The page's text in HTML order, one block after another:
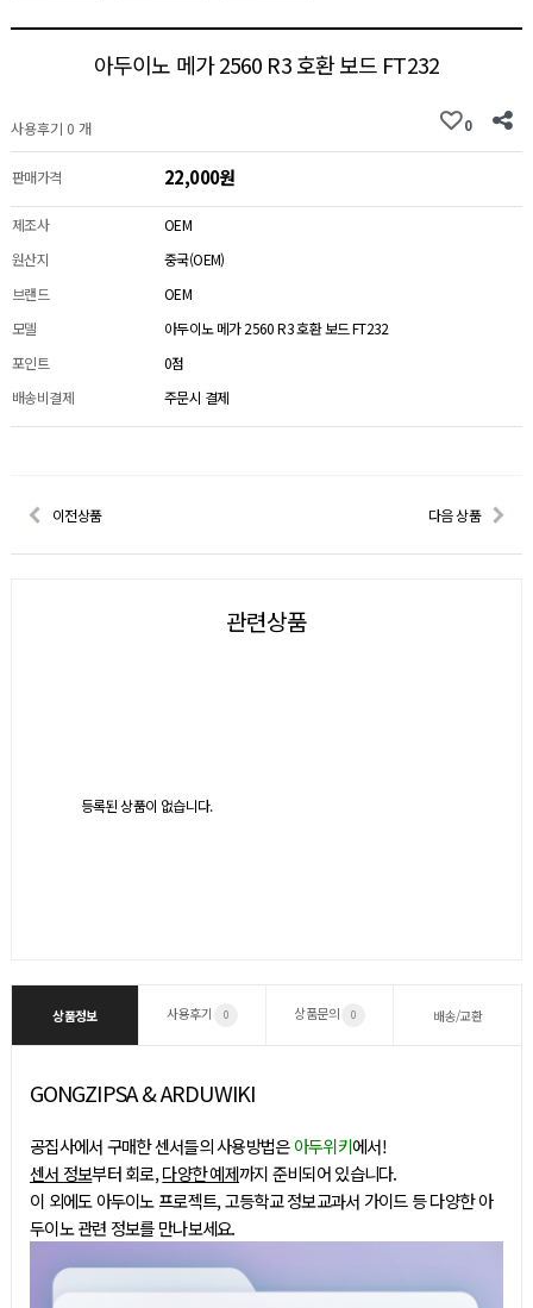
아두이노 메가 2560 R3 호환 보드 FT232
사용후기 0 개 0
판매가격 22,000원
제조사
OEM
원산지
중국(OEM)
브랜드
OEM
모델
아두이노 메가 2560 R3 호환 보드 FT232
포인트
0점
배송비결제
주문시 결제
이전상품 다음 상품
관련상품
등록된 상품이 없습니다.
상품정보 사용후기 0 상품문의 0 배송/교환
GONGZIPSA & ARDUWIKI
공집사에서 구매한 센서들의 사용방법은아두위키에서!
센서 정보부터 회로,다양한 예제까지 준비되어 있습니다.
이 외에도 아두이노 프로젝트, 고등학교 정보교과서 가이드 등 다양한 아
두이노 관련 정보를 만나보세요.